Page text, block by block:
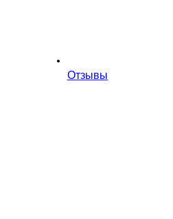
Отзывы